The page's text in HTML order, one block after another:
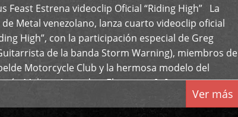
Feast Estrena videoclip Oficial “Riding High” La
Metal venezolano, lanza cuarto videoclip oficial
High”, con la participación especial de Greg
de la banda Storm Warning), miembros de
Motorcycle Club y la hermosa modelo del
Melissa Acevedo. El potente […]
Ver más